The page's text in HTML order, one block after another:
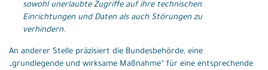
sowohl unerlaubte Zugriffe auf ihre technischen
Einrichtungen und Daten als auch Störungen zu
verhindern.
An anderer Stelle präzisiert die Bundesbehörde, eine
„grundlegende und wirksame Maßnahme“ für eine entsprechende